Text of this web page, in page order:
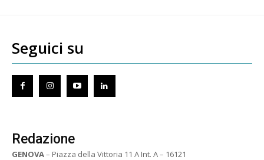
Seguici su
Redazione
GENOVA– Piazza della Vittoria 11 A Int. A – 16121